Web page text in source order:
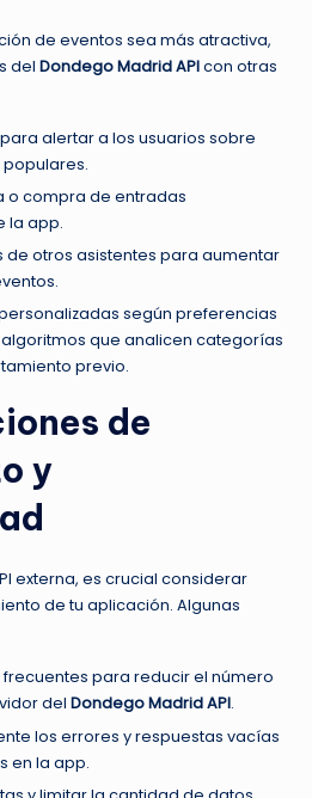
de eventos sea más atractiva,
del Dondego Madrid APIcon otras
alertar a los usuarios sobre
o compra de entradas
la app.
de otros asistentes para aumentar
según preferencias
que analicen categorías
previo.
de
y
externa, es crucial considerar
de tu aplicación. Algunas
para reducir el número
del Dondego Madrid API.
los errores y respuestas vacías
en la app.